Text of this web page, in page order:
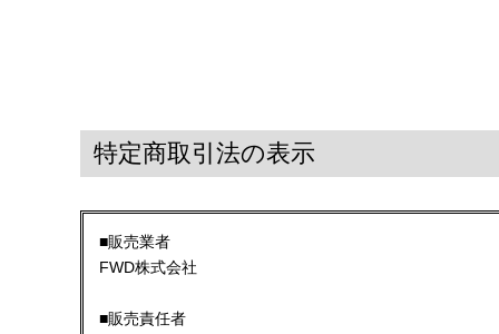
特定商取引法の表示
■販売業者
FWD株式会社
■販売責任者